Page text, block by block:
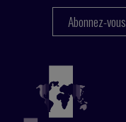
Abonnez-vous